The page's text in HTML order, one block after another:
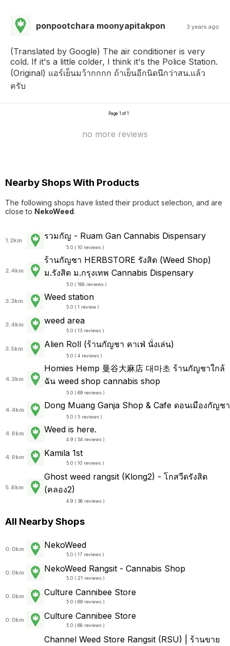
ponpootchara moonyapitakpon 3 years ago
(Translated by Google) The air conditioner is very
cold. If it's a little colder, I think it's the Police Station.
(Original) แอร์เย็นมว้ากกกก ถ้าเย็นอีกนิดนึกว่าสน.แล้ว
ครับ
Page 1 of 1
no more reviews
Nearby Shops With Products
The following shops have listed their product selection, and are
close to NekoWeed.
1.2km รวมกัญ - Ruam Gan Cannabis Dispensary
5.0 ( 10 reviews )
2.4km
ร้านกัญชา HERBSTORE รังสิต (Weed Shop)
ม.รังสิต ม.กรุงเทพ Cannabis Dispensary
5.0 ( 188 reviews )
3.3km Weed station
5.0 ( 1 review )
3.4km weed area
5.0 ( 13 reviews )
3.5km Alien Roll (ร้านกัญชา คาเฟ่ นั่งเล่น)
5.0 ( 4 reviews )
4.3km
Homies Hemp 曼谷大麻店 대마초 ร้านกัญชาใกล้
ฉัน weed shop cannabis shop
5.0 ( 69 reviews )
4.4km Dong Muang Ganja Shop & Cafe ดอนเมืองกัญชา
5.0 ( 5 reviews )
4.9km Weed is here.
4.9 ( 54 reviews )
4.9km Kamila 1st
5.0 ( 10 reviews )
5.8km
Ghost weed rangsit (Klong2) - โกสวีดรังสิต
(คลอง2)
4.9 ( 36 reviews )
All Nearby Shops
0.0km NekoWeed
5.0 ( 17 reviews )
0.0km NekoWeed Rangsit - Cannabis Shop
5.0 ( 21 reviews )
0.0km Culture Cannibee Store
5.0 ( 69 reviews )
0.0km Culture Cannibee Store
5.0 ( 68 reviews )
Channel Weed Store Rangsit (RSU) | ร้านขาย